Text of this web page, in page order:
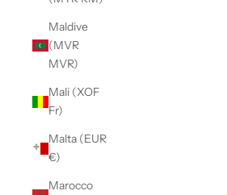
Maldive
(MVR
MVR)
Mali (XOF
Fr)
Malta (EUR
€)
Marocco